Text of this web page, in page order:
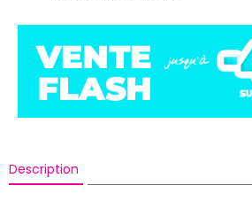
Description